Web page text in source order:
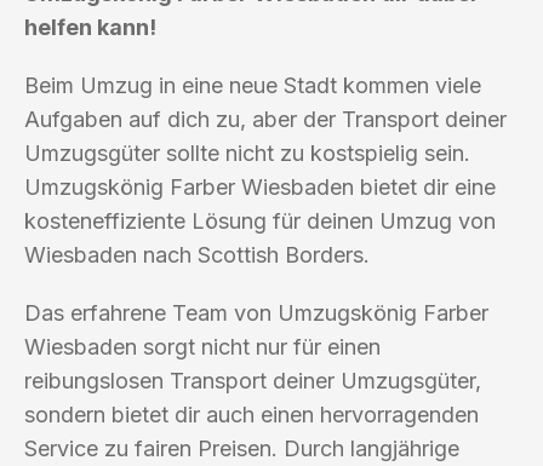
helfen kann!
Beim Umzug in eine neue Stadt kommen viele
Aufgaben auf dich zu, aber der Transport deiner
Umzugsgüter sollte nicht zu kostspielig sein.
Umzugskönig Farber Wiesbaden bietet dir eine
kosteneffiziente Lösung für deinen Umzug von
Wiesbaden nach Scottish Borders.
Das erfahrene Team von Umzugskönig Farber
Wiesbaden sorgt nicht nur für einen
reibungslosen Transport deiner Umzugsgüter,
sondern bietet dir auch einen hervorragenden
Service zu fairen Preisen. Durch langjährige